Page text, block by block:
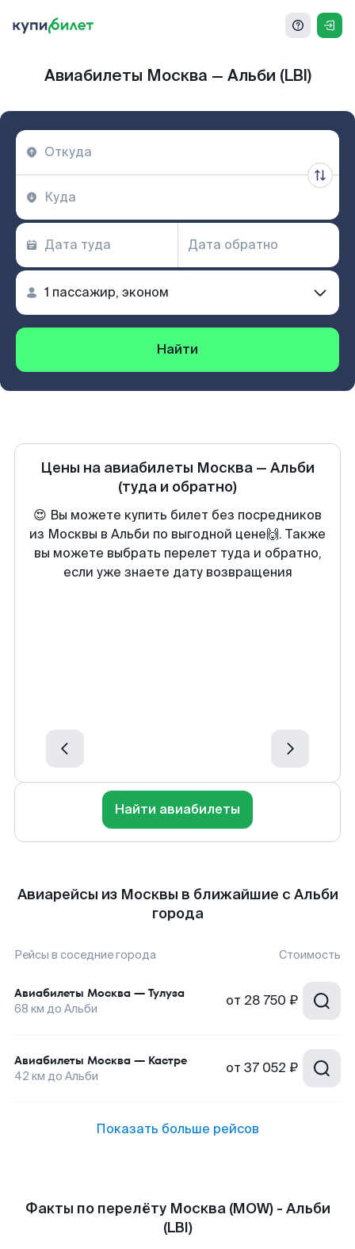
Авиабилеты Москва — Альби (LBI)
Найти
Цены на авиабилеты Москва — Альби
(туда и обратно)
😍 Вы можете купить билет без посредников
из Москвы в Альби по выгодной цене🙌. Также
вы можете выбрать перелет туда и обратно,
если уже знаете дату возвращения
Найти авиабилеты
Авиарейсы из Москвы в ближайшие с Альби
города
Рейсы в соседние города Стоимость
Авиабилеты Москва — Тулуза
68 км до Альби от 28 750 ₽
Авиабилеты Москва — Кастре
42 км до Альби от 37 052 ₽
Показать больше рейсов
Факты по перелёту Москва (MOW) - Альби
(LBI)